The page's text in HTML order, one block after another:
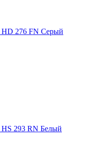
HD 276 FN Серый
293 RN Белый